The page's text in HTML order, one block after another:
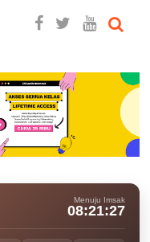
Menuju Imsak
08:21:26